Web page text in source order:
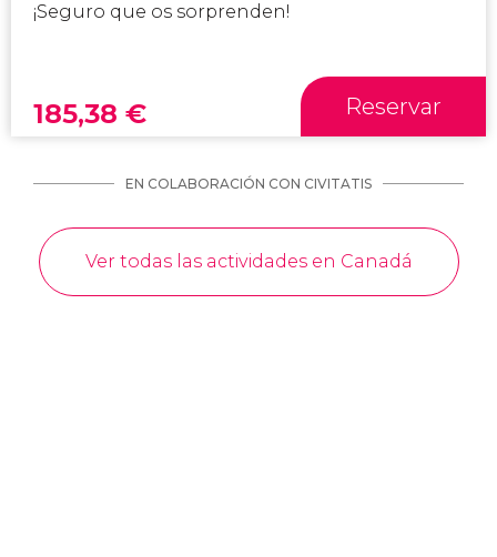
¡Seguro que os sorprenden!
185,38 € Reservar
EN COLABORACIÓN CON CIVITATIS
Ver todas las actividades en Canadá